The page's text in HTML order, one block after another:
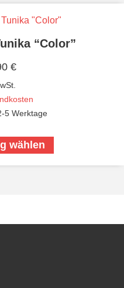
“Color”
€
5 Werktage
wählen